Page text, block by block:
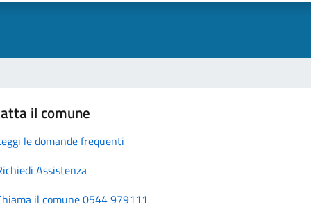
il comune
le domande frequenti
Assistenza
il comune 0544 979111